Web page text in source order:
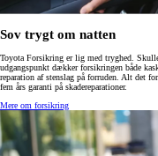
Sov trygt om natten
Toyota Forsikring er lig med tryghed.
udgangspunkt dækker forsikringen både
reparation af stenslag på forruden. Alt det
fem års garanti på skadereparationer.
Mere om forsikring